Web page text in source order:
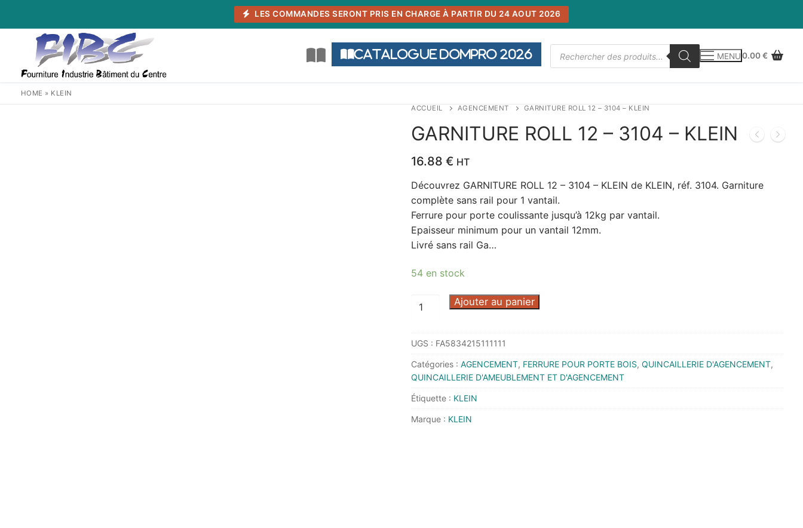
LES COMMANDES SERONT PRIS EN CHARGE À PARTIR DU 24 AOUT 2026
Catalogue DOMPRO 2026
Recherche
de
produits
MENU0.00€
HOME » KLEIN
ACCUEIL
AGENCEMENT GARNITURE ROLL 12 – 3104 – KLEIN
GARNITURE ROLL 12 – 3104 – KLEIN
16.88 € HT
Découvrez GARNITURE ROLL 12 – 3104 – KLEIN de KLEIN, réf. 3104. Garniture
complète sans rail pour 1 vantail.
Ferrure pour porte coulissante jusqu’à 12kg par vantail.
Epaisseur minimum pour un vantail 12mm.
Livré sans rail Ga…
54 en stock
quantité
ROLL
12
-
3104
KLEIN
Ajouter au panier
UGS : FA5834215111111
Catégories : AGENCEMENT, FERRURE POUR PORTE BOIS, QUINCAILLERIE D'AGENCEMENT,
QUINCAILLERIE D'AMEUBLEMENT ET D'AGENCEMENT
Étiquette : KLEIN
Marque : KLEIN